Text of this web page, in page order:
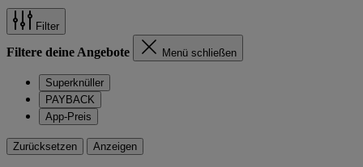
Filter
Filtere deine Angebote Menü schließen
Superknüller
PAYBACK
App-Preis
Zurücksetzen Anzeigen